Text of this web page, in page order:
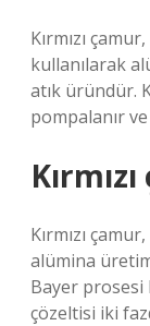
Kırmızı
kullanılarak
atık üründür.
pompalanır
Kırmızı
alümina
Bayer
çözeltisi iki